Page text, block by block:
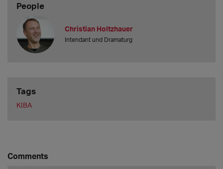
People
Christian Holtzhauer
Intendant und Dramaturg
Tags
KIBA
Comments